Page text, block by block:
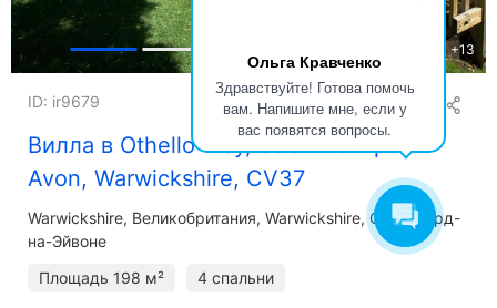
Ольга Кравченко
Здравствуйте! Готова помочь
вам. Напишите мне, если у
вас появятся вопросы.
+13
Вилла в Othello Way, Stratford-upon-
Avon, Warwickshire, CV37
ID: ir9679
Warwickshire Великобритания, Warwickshire, Стратфорд-
на-Эйвоне
Площадь 198 м² 4 спальни